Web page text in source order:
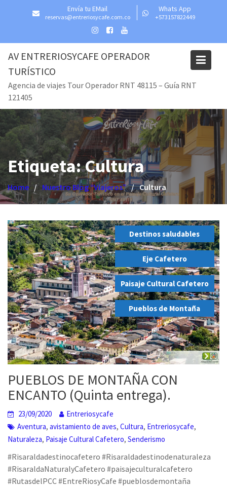
Envía tu EMail
reservas@entreriosycafe.com.co
Whats App
+573157822449
AV ENTRERIOSYCAFE OPERADOR
TURÍSTICO
Agencia de viajes Tour Operador RNT 48115 – Guía RNT
121405
Etiqueta:Cultura
Home Nuestro Blog “Viajeros” Cultura
Destinos saludables
,
Eje Cafetero
,
Paisaje Cultural Cafetero
,
Pueblos de Montaña
PUEBLOS DE MONTAÑA CON
ENCANTO (Quinta entrega).
23/09/2020
Entreriosycafe
Aventura,avistamiento de aves,Cultura, Entreriosycafe,
Naturaleza, Paisaje Cultural Cafetero,Senderismo
#Risaraldadestinocafetero #Risaraldadestinodenaturaleza
#RisaraldaNaturalyCafetero #paisajeculturalcafetero
#RutasdelPCC #EntreRiosyCafe #pueblosdemontaña